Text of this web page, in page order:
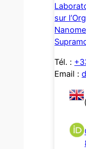
sur
Tél. :
Email :
(